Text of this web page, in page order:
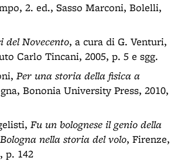
2. ed., Sasso Marconi, Bolelli,
del Novecento, a cura di G. Venturi,
Carlo Tincani, 2005, p. 5 e sgg.
Per una storia della fisica a
Bononia University Press, 2010,
Fu un bolognese il genio della
Bologna nella storia del volo, Firenze,
p. 142